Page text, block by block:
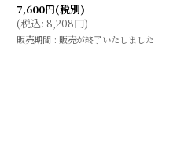
7,600円(税別)
(税込: 8,208円)
販売期間 : 販売が終了いたしました